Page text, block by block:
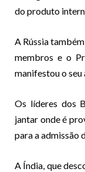
do produto
A Rússia
membros e o
manifestou o seu
Os líderes dos
jantar onde é
para a admissão
A Índia, que